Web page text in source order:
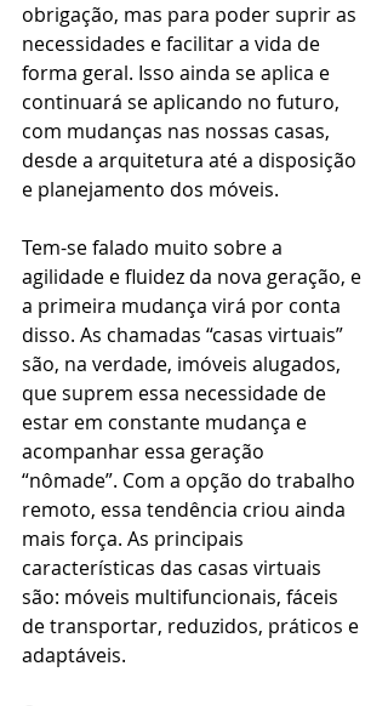
obrigação, mas para poder suprir as
necessidades e facilitar a vida de
forma geral. Isso ainda se aplica e
continuará se aplicando no futuro,
com mudanças nas nossas casas,
desde a arquitetura até a disposição
e planejamento dos móveis.
Tem-se falado muito sobre a
agilidade e fluidez da nova geração, e
a primeira mudança virá por conta
disso. As chamadas “casas virtuais”
são, na verdade, imóveis alugados,
que suprem essa necessidade de
estar em constante mudança e
acompanhar essa geração
“nômade”. Com a opção do trabalho
remoto, essa tendência criou ainda
mais força. As principais
características das casas virtuais
são: móveis multifuncionais, fáceis
de transportar, reduzidos, práticos e
adaptáveis.